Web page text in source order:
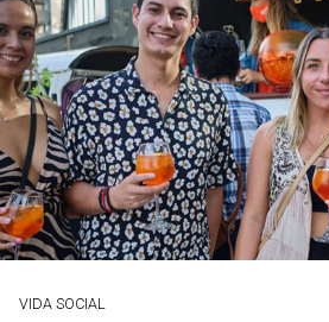
VIDA SOCIAL